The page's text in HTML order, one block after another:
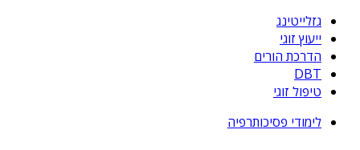
גזלייטינג
ייעוץ זוגי
הדרכת הורים
DBT
טיפול זוגי
לימודי פסיכותרפיה